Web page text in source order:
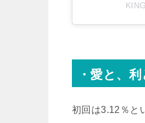
・愛と、
初回は3.12％と